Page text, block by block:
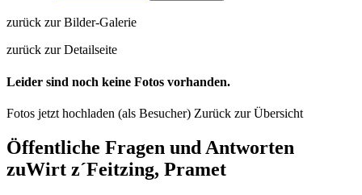
zurück zur Bilder-Galerie
zurück zur Detailseite
Leider sind noch keine Fotos vorhanden.
Fotos jetzt hochladen (als Besucher) Zurück zur Übersicht
Öffentliche Fragen und Antworten
zuWirt z´Feitzing, Pramet